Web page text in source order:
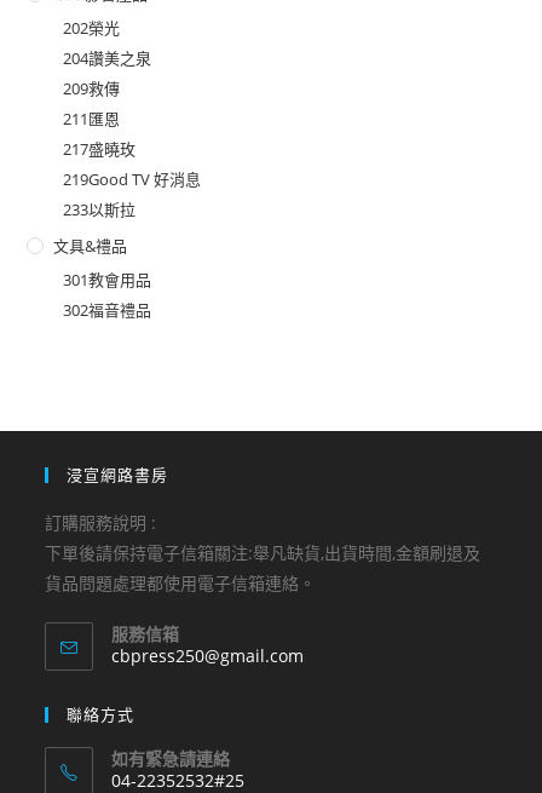
202榮光
204讚美之泉
209救傳
211匯恩
217盛曉玫
219Good TV 好消息
233以斯拉
文具&禮品
301教會用品
302福音禮品
浸宣網路書房
訂購服務說明 :
下單後請保持電子信箱關注:舉凡缺貨,出貨時間,金額刷退及
貨品問題處理都使用電子信箱連絡。
服務信箱
cbpress250@gmail.com
聯絡方式
如有緊急請連絡
04-22352532#25